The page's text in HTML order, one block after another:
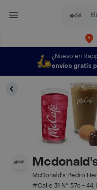
¿Nuevo en
envíos gratis
McDonald's Pedro
#Calle 31 N° 57c -